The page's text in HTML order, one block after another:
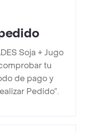
Soja + Jugo
tu
de pago y
Pedido”.